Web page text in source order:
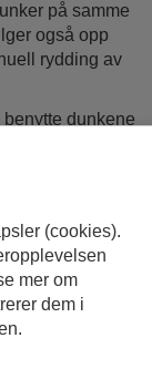
på samme
også opp
rydding av
dunkene
og hyggelig
for
(cookies).
mer om
dem i